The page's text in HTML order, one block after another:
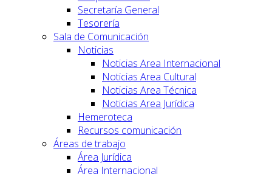
Secretaría General
Tesorería
Sala de Comunicación
Noticias
Noticias Area Internacional
Noticias Area Cultural
Noticias Area Técnica
Noticias Area Jurídica
Hemeroteca
Recursos comunicación
Áreas de trabajo
Área Jurídica
Área Internacional